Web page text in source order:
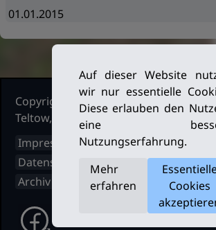
01.01.2015
Copyright Ruderclub Kleinmachnow
Teltow, 2026. Alle Rechte vorbehalten.
Impressum
Datenschutz
Archiv
Auf dieser Website
wir nur essentielle
Diese erlauben den
eine
Nutzungserfahrung.
Mehr
erfahren
Cookies